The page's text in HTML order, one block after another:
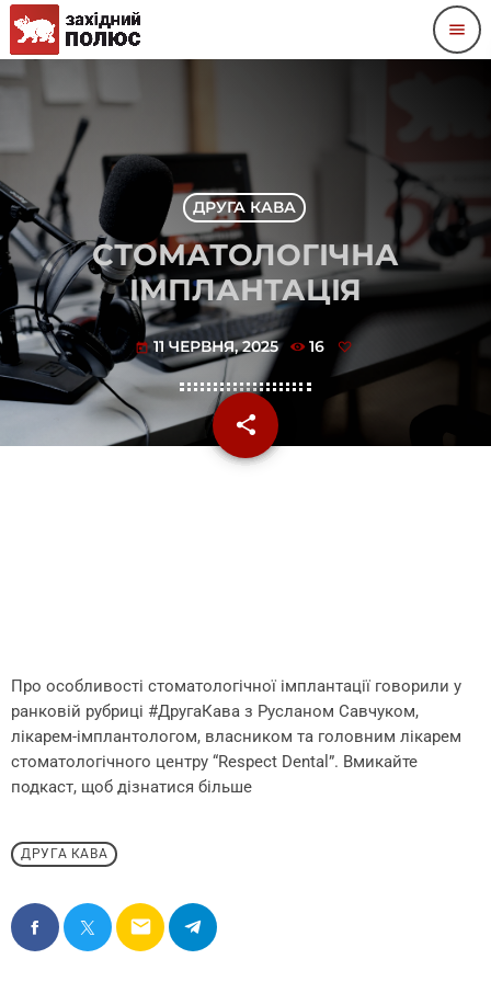
menu
ДРУГА КАВА
СТОМАТОЛОГІЧНА
ІМПЛАНТАЦІЯ
today 11 ЧЕРВНЯ, 2025 16
share
email
Про особливості стоматологічної імплантації говорили у
ранковій рубриці #ДругаКава з Русланом Савчуком,
лікарем-імплантологом, власником та головним лікарем
стоматологічного центру “Respect Dental”. Вмикайте
подкаст, щоб дізнатися більше
ДРУГА КАВА
email